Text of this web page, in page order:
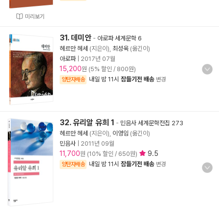
미리보기
31. 데미안 - 아로파 세계문학 6
헤르만 헤세 (지은이), 최성욱 (옮긴이)
아로파| 2017년 07월
15,200원 (5% 할인 / 800원)
양탄자배송 내일 밤 11시 잠들기전 배송 변경
32. 유리알 유희 1 - 민음사 세계문학전집 273
헤르만 헤세 (지은이), 이영임 (옮긴이)
민음사
2011년 09월
11,700원 (10% 할인 / 650원) 9.5
양탄자배송 내일 밤 11시 잠들기전 배송 변경